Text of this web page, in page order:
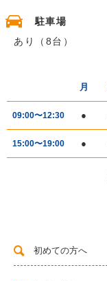
初めての方へ
駐車場
あり（8台）
月
09:00〜12:30 ●
15:00〜19:00 ●